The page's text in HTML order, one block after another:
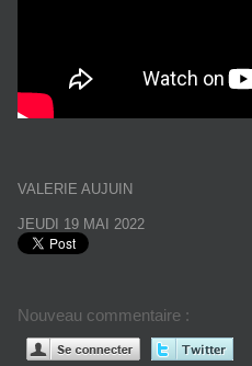
VALERIE AUJUIN
JEUDI 19 MAI 2022
Nouveau commentaire :